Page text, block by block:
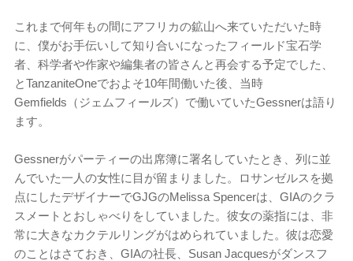
これまで何年もの間にアフリカの鉱山へ来ていただいた時
に、僕がお手伝いして知り合いになったフィールド宝石学
者、科学者や作家や編集者の皆さんと再会する予定でした、
とTanzaniteOneでおよそ10年間働いた後、当時
Gemfields（ジェムフィールズ）で働いていたGessnerは語り
ます。
Gessnerがパーティーの出席簿に署名していたとき、列に並
んでいた一人の女性に目が留まりました。ロサンゼルスを拠
点にしたデザイナーでGJGのMelissa Spencerは、GIAのクラ
スメートとおしゃべりをしていました。彼女の薬指には、非
常に大きなカクテルリングがはめられていました。彼は恋愛
のことはさておき、GIAの社長、Susan Jacquesがダンスフ